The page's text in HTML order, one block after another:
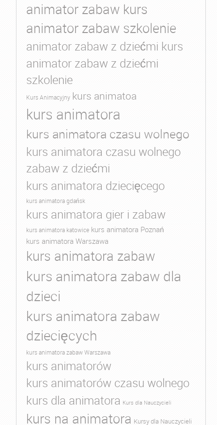
animator zabaw kurs
animator zabaw szkolenie
animator zabaw z dziećmi kurs
animator zabaw z dziećmi
szkolenie
Kurs Animacyjny kurs animatoa
kurs animatora
kurs animatora czasu wolnego
kurs animatora czasu wolnego
zabaw z dziećmi
kurs animatora dziecięcego
kurs animatora gdańsk
kurs animatora gier i zabaw
kurs animatora katowice kurs animatora Poznań
kurs animatora Warszawa
kurs animatora zabaw
kurs animatora zabaw dla
dzieci
kurs animatora zabaw
dziecięcych
kurs animatora zabaw Warszawa
kurs animatorów
kurs animatorów czasu wolnego
kurs dla animatora Kurs dla Nauczycieli
kurs na animatora Kursy dla Nauczycieli